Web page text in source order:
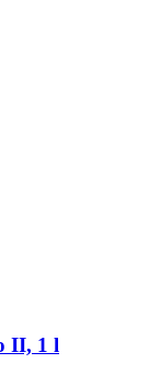
II, 1 l